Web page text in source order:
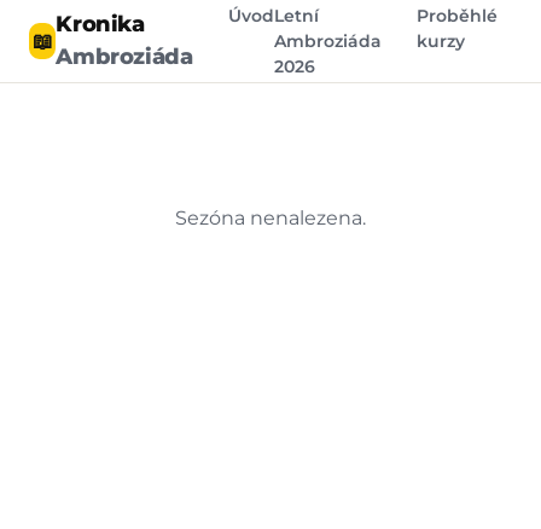
📖
Kronika
Ambroziáda
ÚvodLetní
Ambroziáda
2026
Proběhlé
kurzy
Sezóna nenalezena.